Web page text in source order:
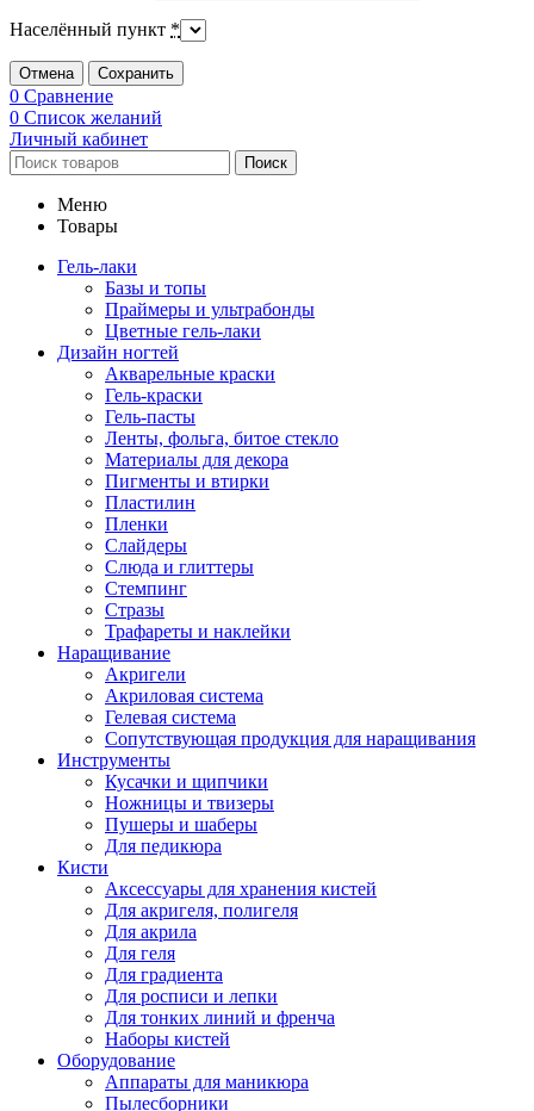
Населённый пункт *
Отмена Сохранить
0 Сравнение
0 Список желаний
Личный кабинет
Поиск
Меню
Товары
Гель-лаки
Базы и топы
Праймеры и ультрабонды
Цветные гель-лаки
Дизайн ногтей
Акварельные краски
Гель-краски
Гель-пасты
Ленты, фольга, битое стекло
Материалы для декора
Пигменты и втирки
Пластилин
Пленки
Слайдеры
Слюда и глиттеры
Стемпинг
Стразы
Трафареты и наклейки
Наращивание
Акригели
Акриловая система
Гелевая система
Сопутствующая продукция для наращивания
Инструменты
Кусачки и щипчики
Ножницы и твизеры
Пушеры и шаберы
Для педикюра
Кисти
Аксессуары для хранения кистей
Для акригеля, полигеля
Для акрила
Для геля
Для градиента
Для росписи и лепки
Для тонких линий и френча
Наборы кистей
Оборудование
Аппараты для маникюра
Пылесборники